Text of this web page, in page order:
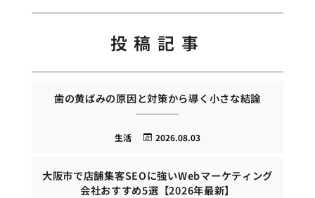
投稿記事
歯の黄ばみの原因と対策から導く小さな結論
2026.08.03
生活
大阪市で店舗集客SEOに強いWebマーケティング
会社おすすめ5選【2026年最新】